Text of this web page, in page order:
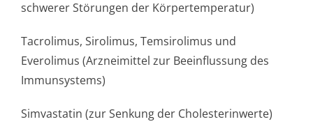
schwerer Störungen der Körpertemperatur)
Tacrolimus, Sirolimus, Temsirolimus und
Everolimus (Arzneimittel zur Beeinflussung des
Immunsystems)
Simvastatin (zur Senkung der Cholesterinwerte)